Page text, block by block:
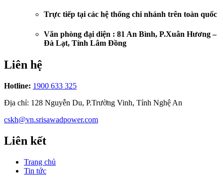
Trực tiếp tại các hệ thống chi nhánh trên toàn quốc
Văn phòng đại diện : 81 An Bình, P.Xuân Hương –
Đà Lạt, Tỉnh Lâm Đồng
Liên hệ
Hotline: 1900 633 325
Địa chỉ: 128 Nguyễn Du, P.Trường Vinh, Tỉnh Nghệ An
cskh@vn.srisawadpower.com
Liên kết
Trang chủ
Tin tức